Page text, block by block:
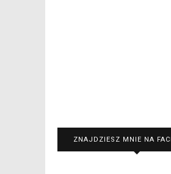
ZNAJDZIESZ MNIE NA